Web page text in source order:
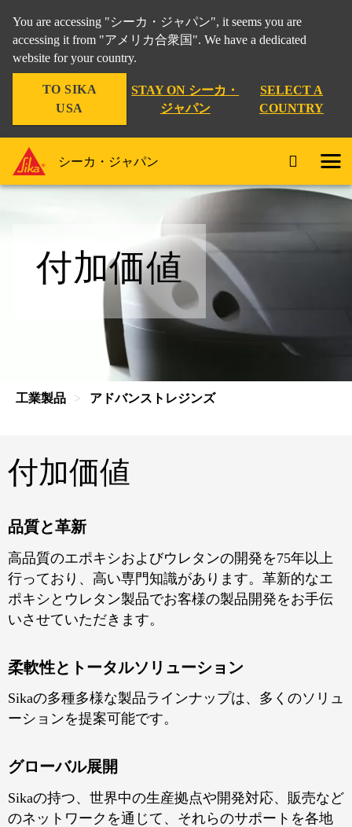
You are accessing "シーカ・ジャパン", it seems you are
accessing it from "アメリカ合衆国". We have a dedicated
website for your country.
TO SIKA
USA
STAY ON シーカ・
ジャパン
SELECT A
COUNTRY
シーカ・ジャパン
付加価値
工業製品 アドバンストレジンズ
付加価値
品質と革新
高品質のエポキシおよびウレタンの開発を75年以上
行っており、高い専門知識があります。革新的なエ
ポキシとウレタン製品でお客様の製品開発をお手伝
いさせていただきます。
柔軟性とトータルソリューション
Sikaの多種多様な製品ラインナップは、多くのソリュ
ーションを提案可能です。
グローバル展開
Sikaの持つ、世界中の生産拠点や開発対応、販売など
のネットワークを通じて、それらのサポートを各地